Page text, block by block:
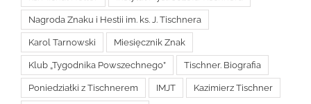
Nagroda Znaku i Hestii im. ks. J. Tischnera
Karol Tarnowski Miesięcznik Znak
Klub „Tygodnika Powszechnego” Tischner. Biografia
Poniedziałki z Tischnerem IMJT Kazimierz Tischner